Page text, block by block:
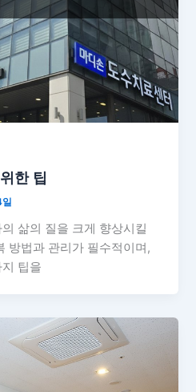
한 팁
삶의 질을 크게 향상시킬
방법과 관리가 필수적이며,
팁을